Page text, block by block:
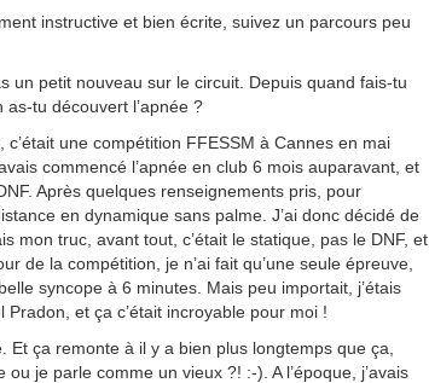
instructive et bien écrite, suivez un parcours peu
un petit nouveau sur le circuit. Depuis quand fais-tu
tu découvert l’apnée ?
une compétition FFESSM à Cannes en mai
commencé l’apnée en club 6 mois auparavant, et
Après quelques renseignements pris, pour
en dynamique sans palme. J’ai donc décidé de
mon truc, avant tout, c’était le statique, pas le DNF, et
de la compétition, je n’ai fait qu’une seule épreuve,
syncope à 6 minutes. Mais peu importait, j’étais
et ça c’était incroyable pour moi !
ça remonte à il y a bien plus longtemps que ça,
je parle comme un vieux ?! :-). A l’époque, j’avais